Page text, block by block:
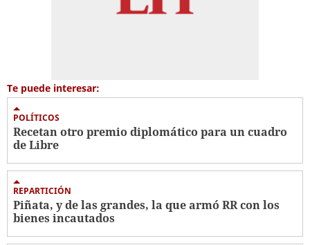
Te puede interesar:
POLÍTICOS
Recetan otro premio diplomático para un cuadro
de Libre
REPARTICIÓN
Piñata, y de las grandes, la que armó RR con los
bienes incautados